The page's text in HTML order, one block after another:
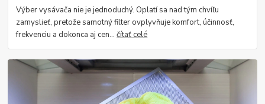
Výber vysávača nie je jednoduchý. Oplatí sa nad tým chvíľu
zamyslieť, pretože samotný filter ovplyvňuje komfort, účinnosť,
frekvenciu a dokonca aj cen...čítať celé